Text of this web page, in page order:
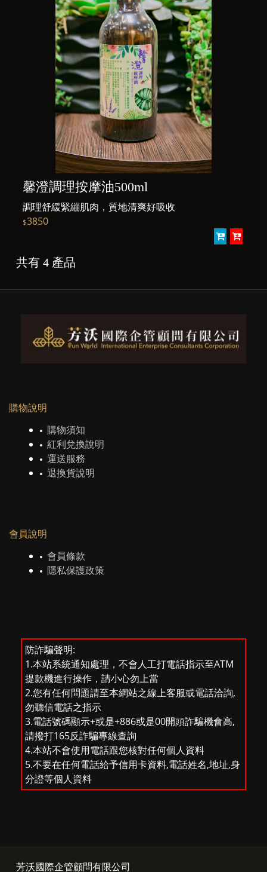
馨澄調理按摩油500ml
調理舒緩緊繃肌肉，質地清爽好吸收
$3850
共有 4 產品
購物說明
購物須知
紅利兌換說明
運送服務
退換貨說明
會員說明
會員條款
隱私保護政策
防詐騙聲明:
1.本站系統通知處理，不會人工打電話指示至ATM
提款機進行操作，請小心勿上當
2.您有任何問題請至本網站之線上客服或電話洽詢,
勿聽信電話之指示
3.電話號碼顯示+或是+886或是00開頭詐騙機會高,
請撥打165反詐騙專線查詢
4.本站不會使用電話跟您核對任何個人資料
5.不要在任何電話給予信用卡資料,電話姓名,地址,身
分證等個人資料
芳沃國際企管顧問有限公司